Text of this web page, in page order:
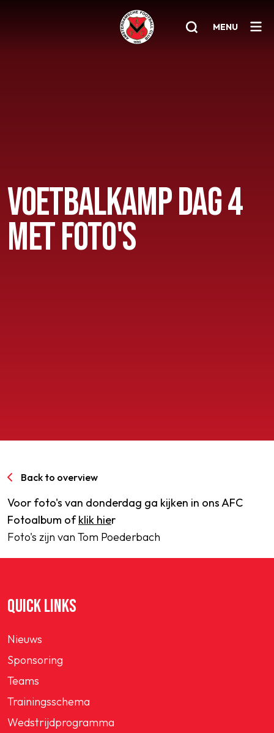
MENU
Senioren
Clubinfo
Nieuwsoverzicht
VOETBALKAMP DAG 4
MET FOTO'S
Back to overview
Voor foto's van donderdag ga kijken in ons AFC
Fotoalbum ofklik hier
Foto's zijn van Tom Poederbach
QUICK LINKS
Nieuws
Sponsoring
Teams
Trainingsschema
Wedstrijdprogramma